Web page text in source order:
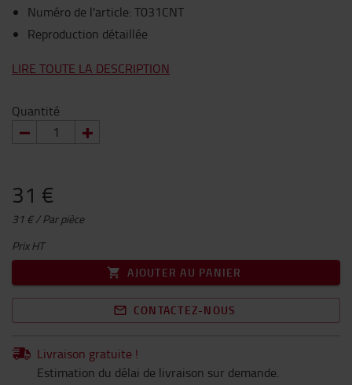
Numéro de l'article: T031CNT
Reproduction détaillée
LIRE TOUTE LA DESCRIPTION
Quantité
31 €
31 € / Par pièce
Prix HT
AJOUTER AU PANIER
CONTACTEZ-NOUS
Livraison gratuite !
Estimation du délai de livraison sur demande.